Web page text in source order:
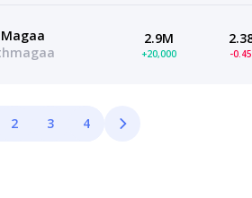
2.9M
+20,000 -
2 3 4